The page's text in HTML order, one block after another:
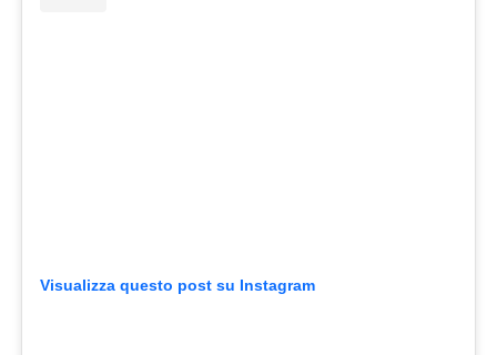
Visualizza questo post su Instagram